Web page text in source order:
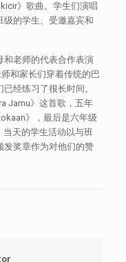
》歌曲。学生们演唱
级的学生、受邀嘉宾和
和老师的代表合作表演
和家长们穿着传统的巴
经练习了很长时间。
Jamu》这首歌，五年
》，最后是六年级
天的学生活动以与班
发奖章作为对他们的赞